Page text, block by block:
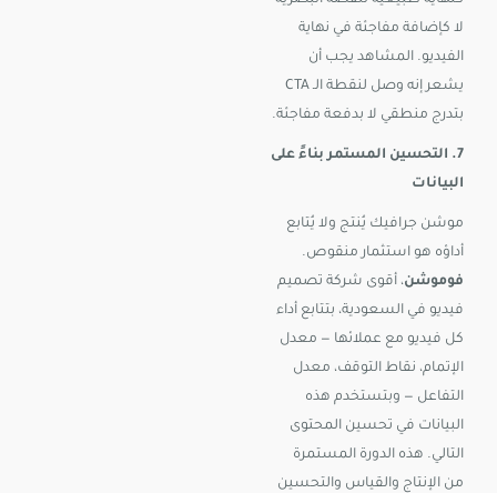
لا كإضافة مفاجئة في نهاية
الفيديو. المشاهد يجب أن
يشعر إنه وصل لنقطة الـ CTA
بتدرج منطقي لا بدفعة مفاجئة.
7. التحسين المستمر بناءً على
البيانات
موشن جرافيك يُنتج ولا يُتابع
أداؤه هو استثمار منقوص.
فوموشن، أقوى شركة تصميم
فيديو في السعودية، بتتابع أداء
كل فيديو مع عملائها — معدل
الإتمام، نقاط التوقف، معدل
التفاعل — وبتستخدم هذه
البيانات في تحسين المحتوى
التالي. هذه الدورة المستمرة
من الإنتاج والقياس والتحسين